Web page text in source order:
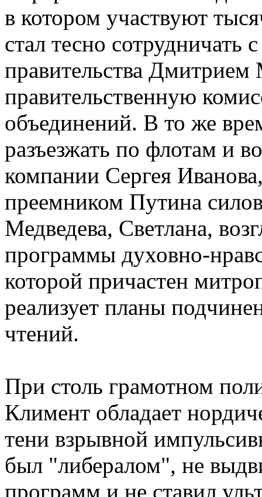
в котором участвуют
стал тесно
правительства
правительственную
объединений. В то же
разъезжать по флотам и
компании Сергея
преемником Путина
Медведева, Светлана,
программы духовно-
которой причастен
реализует планы
чтений.
При столь грамотном
Климент обладает
тени взрывной
был "либералом", не
программ и не ставил